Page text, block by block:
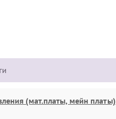
(мат.платы, мейн платы)